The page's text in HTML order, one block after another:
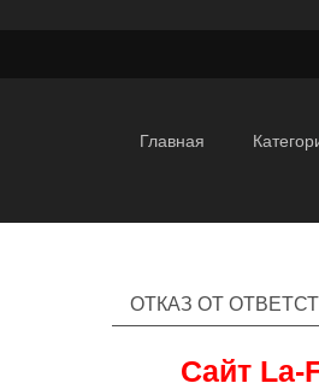
Главная
ОТКАЗ ОТ
Сайт La-